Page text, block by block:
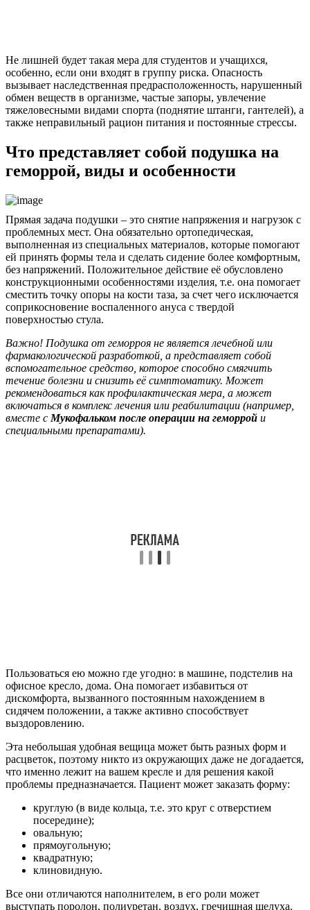
Не лишней будет такая мера для студентов и учащихся,
особенно, если они входят в группу риска. Опасность
вызывает наследственная предрасположенность, нарушенный
обмен веществ в организме, частые запоры, увлечение
тяжеловесными видами спорта (поднятие штанги, гантелей), а
также неправильный рацион питания и постоянные стрессы.
Что представляет собой подушка на
геморрой, виды и особенности
Прямая задача подушки – это снятие напряжения и нагрузок с
проблемных мест. Она обязательно ортопедическая,
выполненная из специальных материалов, которые помогают
ей принять формы тела и сделать сидение более комфортным,
без напряжений. Положительное действие её обусловлено
конструкционными особенностями изделия, т.е. она помогает
сместить точку опоры на кости таза, за счет чего исключается
соприкосновение воспаленного ануса с твердой
поверхностью стула.
Важно! Подушка от геморроя не является лечебной или
фармакологической разработкой, а представляет собой
вспомогательное средство, которое способно смягчить
течение болезни и снизить её симптоматику. Может
рекомендоваться как профилактическая мера, а может
включаться в комплекс лечения или реабилитации (например,
вместе с Мукофальком после операции на геморрой и
специальными препаратами).
Пользоваться ею можно где угодно: в машине, подстелив на
офисное кресло, дома. Она помогает избавиться от
дискомфорта, вызванного постоянным нахождением в
сидячем положении, а также активно способствует
выздоровлению.
Эта небольшая удобная вещица может быть разных форм и
расцветок, поэтому никто из окружающих даже не догадается,
что именно лежит на вашем кресле и для решения какой
проблемы предназначается. Пациент может заказать форму:
круглую (в виде кольца, т.е. это круг с отверстием
посередине);
овальную;
прямоугольную;
квадратную;
клиновидную.
Все они отличаются наполнителем, в его роли может
выступать поролон, полиуретан, воздух, гречишная шелуха.